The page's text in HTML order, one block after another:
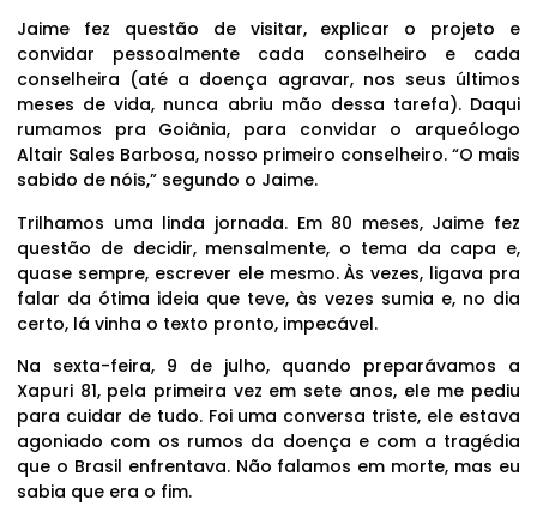
Jaime fez questão de visitar, explicar o projeto e
convidar pessoalmente cada conselheiro e cada
conselheira (até a doença agravar, nos seus últimos
meses de vida, nunca abriu mão dessa tarefa). Daqui
rumamos pra Goiânia, para convidar o arqueólogo
Altair Sales Barbosa, nosso primeiro conselheiro. “O mais
sabido de nóis,” segundo o Jaime.
Trilhamos uma linda jornada. Em 80 meses, Jaime fez
questão de decidir, mensalmente, o tema da capa e,
quase sempre, escrever ele mesmo. Às vezes, ligava pra
falar da ótima ideia que teve, às vezes sumia e, no dia
certo, lá vinha o texto pronto, impecável.
Na sexta-feira, 9 de julho, quando preparávamos a
Xapuri 81, pela primeira vez em sete anos, ele me pediu
para cuidar de tudo. Foi uma conversa triste, ele estava
agoniado com os rumos da doença e com a tragédia
que o Brasil enfrentava. Não falamos em morte, mas eu
sabia que era o fim.